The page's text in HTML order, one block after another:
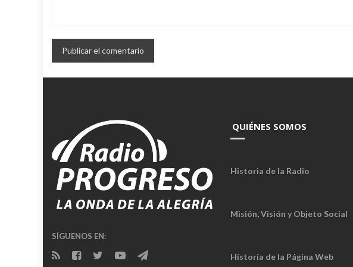
SÍGUENOS EN:
QUIÉNES SOMOS
Historia de la Radio
Misión, Visión y Objeto Social
Historia de la Página Web